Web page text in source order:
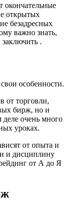
окончательные
открытых
безадресных
важно знать,
заключить .
особенности.
от торговли,
бирж, но и
деле очень много
уроках.
от опыта и
и дисциплину
от А до Я